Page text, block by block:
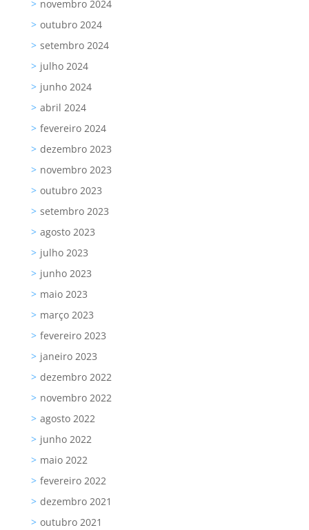
novembro 2024
outubro 2024
setembro 2024
julho 2024
junho 2024
abril 2024
fevereiro 2024
dezembro 2023
novembro 2023
outubro 2023
setembro 2023
agosto 2023
julho 2023
junho 2023
maio 2023
março 2023
fevereiro 2023
janeiro 2023
dezembro 2022
novembro 2022
agosto 2022
junho 2022
maio 2022
fevereiro 2022
dezembro 2021
outubro 2021